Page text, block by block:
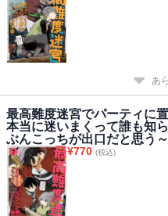
あ
最高難度迷宮でパーティに
本当に迷いまくって誰も知
ぶんこっちが出口だと思う
¥770 (税込)